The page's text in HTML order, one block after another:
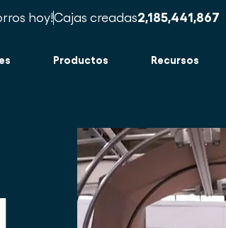
hoy!Cajas creadas2,185,441,875
Productos Recursos